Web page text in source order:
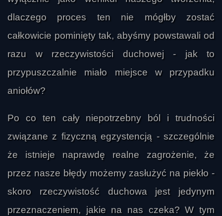
dlaczego proces ten nie mógłby zostać
całkowicie pominięty tak, abyśmy powstawali od
razu w rzeczywistości duchowej - jak to
przypuszczalnie miało miejsce w przypadku
aniołów?
Po co ten cały niepotrzebny ból i trudności
związane z fizyczną egzystencją - szczególnie
że istnieje naprawdę realne zagrożenie, że
przez nasze błędy możemy zasłużyć na piekło -
skoro rzeczywistość duchowa jest jedynym
przeznaczeniem, jakie na nas czeka? W tym